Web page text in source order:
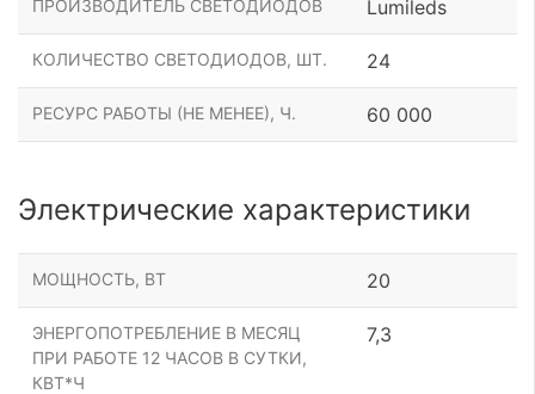
ПРОИЗВОДИТЕЛЬ СВЕТОДИОДОВ Lumileds
КОЛИЧЕСТВО СВЕТОДИОДОВ, ШТ. 24
РЕСУРС РАБОТЫ (НЕ МЕНЕЕ), Ч. 60 000
Электрические характеристики
МОЩНОСТЬ, ВТ 20
ЭНЕРГОПОТРЕБЛЕНИЕ В МЕСЯЦ
ПРИ РАБОТЕ 12 ЧАСОВ В СУТКИ,
КВТ*Ч
7,3